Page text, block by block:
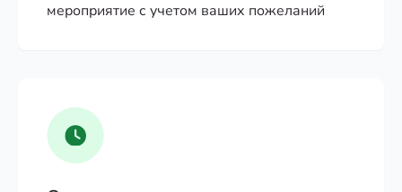
мероприятие с учетом ваших пожеланий